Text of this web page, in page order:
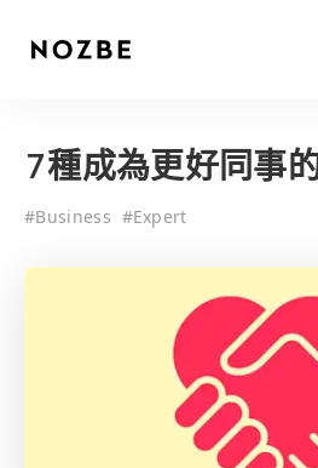
7種成為更好同事
#Business #Expert